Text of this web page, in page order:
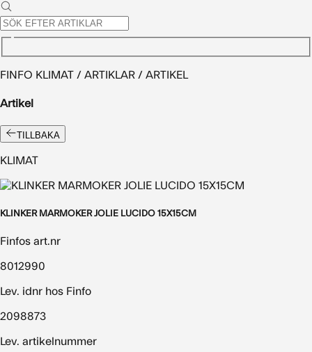
FINFO KLIMAT / ARTIKLAR / ARTIKEL
Artikel
TILLBAKA
KLIMAT
KLINKER MARMOKER JOLIE LUCIDO 15X15CM
Finfos art.nr
8012990
Lev. idnr hos Finfo
2098873
Lev. artikelnummer